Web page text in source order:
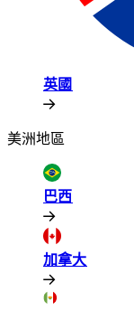
英國​​
美洲地區​​
巴西​​
加拿大​​